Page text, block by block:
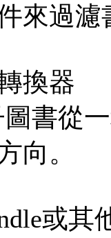
來過濾
換器
圖書從
向。
或其